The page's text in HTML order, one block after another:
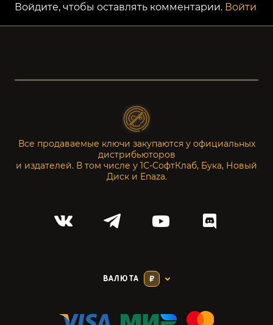
Войдите, чтобы оставлять комментарии. Войти
Все продаваемые ключи закупаются у официальных
дистрибьюторов
и издателей. В том числе у 1С-СофтКлаб, Бука, Новый
Диск и Enaza.
ВАЛЮТА ₽